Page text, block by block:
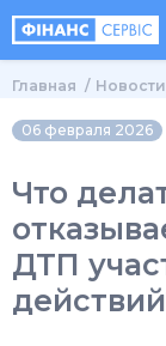
Главная Новости
06 февраля 2026
Что
ДТП